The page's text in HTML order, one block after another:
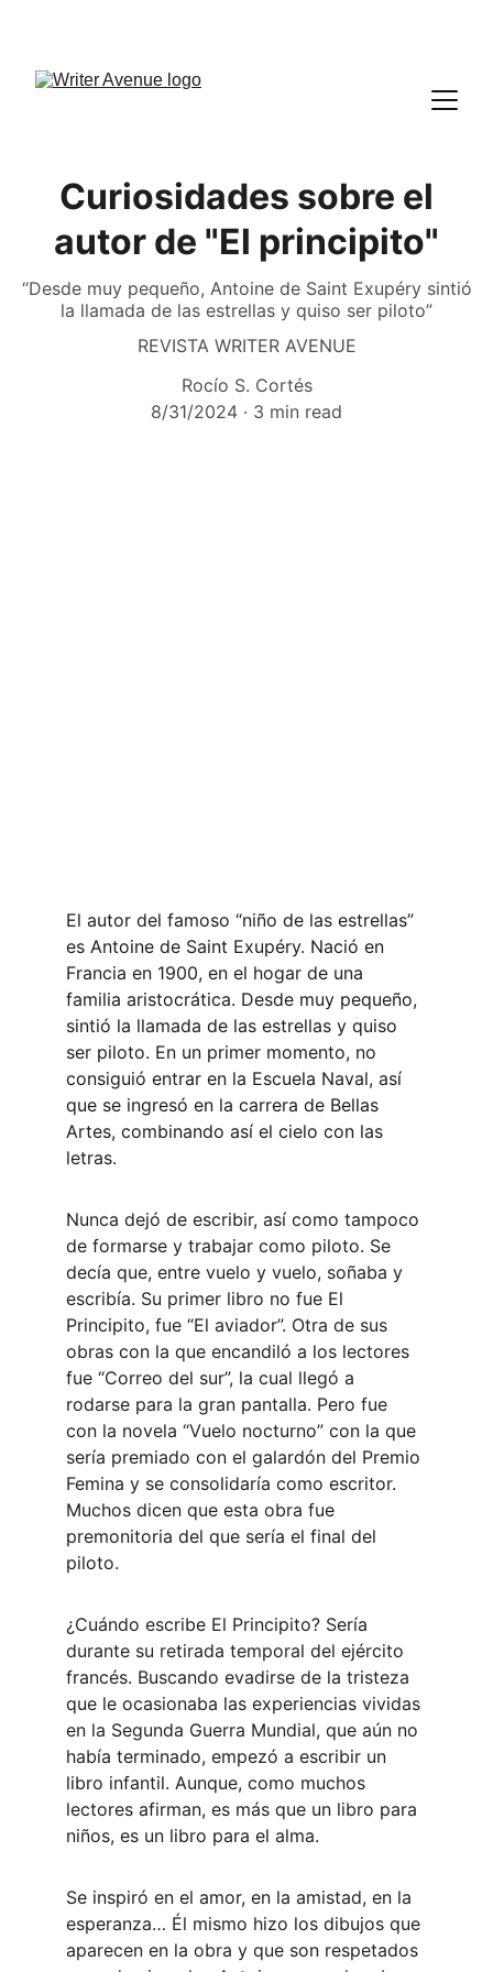
Curiosidades sobre el
autor de "El principito"
“Desde muy pequeño, Antoine de Saint Exupéry sintió
la llamada de las estrellas y quiso ser piloto”
REVISTA WRITER AVENUE
Rocío S. Cortés
8/31/2024
3 min read
El autor del famoso “niño de las estrellas”
es Antoine de Saint Exupéry. Nació en
Francia en 1900, en el hogar de una
familia aristocrática. Desde muy pequeño,
sintió la llamada de las estrellas y quiso
ser piloto. En un primer momento, no
consiguió entrar en la Escuela Naval, así
que se ingresó en la carrera de Bellas
Artes, combinando así el cielo con las
letras.
Nunca dejó de escribir, así como tampoco
de formarse y trabajar como piloto. Se
decía que, entre vuelo y vuelo, soñaba y
escribía. Su primer libro no fue El
Principito, fue “El aviador”. Otra de sus
obras con la que encandiló a los lectores
fue “Correo del sur”, la cual llegó a
rodarse para la gran pantalla. Pero fue
con la novela “Vuelo nocturno” con la que
sería premiado con el galardón del Premio
Femina y se consolidaría como escritor.
Muchos dicen que esta obra fue
premonitoria del que sería el final del
piloto.
¿Cuándo escribe El Principito? Sería
durante su retirada temporal del ejército
francés. Buscando evadirse de la tristeza
que le ocasionaba las experiencias vividas
en la Segunda Guerra Mundial, que aún no
había terminado, empezó a escribir un
libro infantil. Aunque, como muchos
lectores afirman, es más que un libro para
niños, es un libro para el alma.
Se inspiró en el amor, en la amistad, en la
esperanza… Él mismo hizo los dibujos que
aparecen en la obra y que son respetados